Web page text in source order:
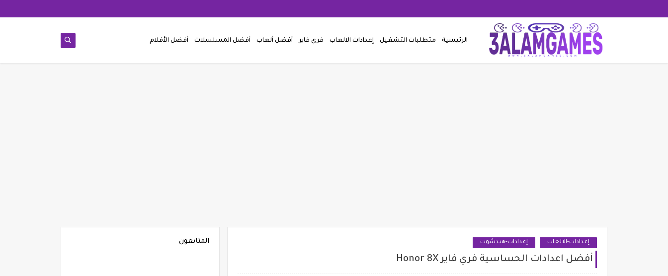
الرئيسية متطلبات التشغيل إعدادات الالعاب فري فاير أفضل ألعاب أفضل المسلسلات أفضل الأفلام
إعدادات-الالعاب إعدادات-هيدشوت
أفضل اعدادات الحساسية فري فاير Honor 8X
المتابعون